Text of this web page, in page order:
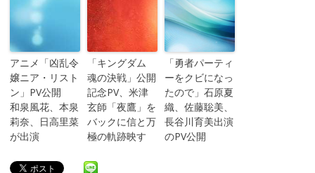
アニメ「凶乱令
嬢ニア・リスト
ン」PV公開
和泉風花、本泉
莉奈、日高里菜
が出演
「キングダム
魂の決戦」公開
記念PV、米津
玄師「夜鷹」を
バックに信と万
極の軌跡映す
「勇者パーティ
ーをクビになっ
たので」石原夏
織、佐藤聡美、
長谷川育美出演
のPV公開